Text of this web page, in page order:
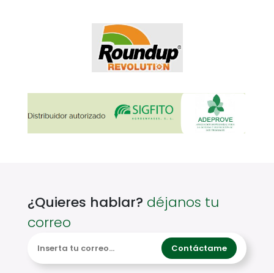
¿Quieres hablar? déjanos tu
correo
Contáctame